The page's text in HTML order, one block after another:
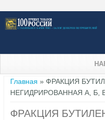
Вы здесь
Главная » ФРАКЦИЯ
НЕГИДРИРОВАННАЯ А, Б,
ФРАКЦИЯ